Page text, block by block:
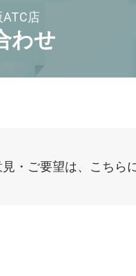
ATC店
わせ
・ご要望は、こちら